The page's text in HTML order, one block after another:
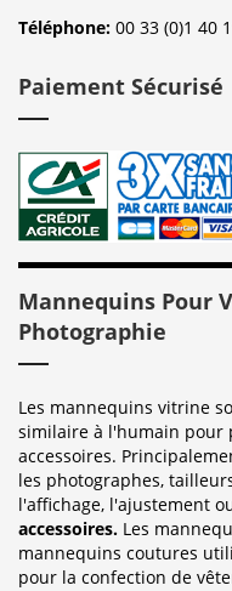
Téléphone: 00 33 (0)1 40
Paiement Sécurisé
Mannequins Pour
Photographie
Les mannequins vitrine
similaire à l'humain pour
accessoires.
les photographes,
l'affichage, l'ajustement
accessoires. Les
mannequins coutures
pour la confection de